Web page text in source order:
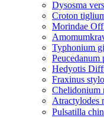
Dysosma
Croton
Morindae
Typhonium
Peucedanum
Hedyotis
Fraxinus
Chelidonium
Atractylodes
Pulsatilla